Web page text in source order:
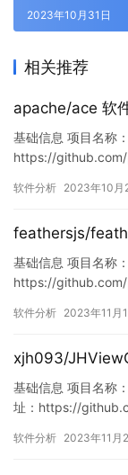
2023年10月31日
相关推荐
apache/ace 软
基础信息 项目名称
https://github.com/
33600/
软件分析 2023年10月
feathersjs/
基础信息 项目名称
https://github.com/
7280/
软件分析 2023年11月
xjh093/
基础信息 项目名称
址：https://
28224/
软件分析 2023年11月